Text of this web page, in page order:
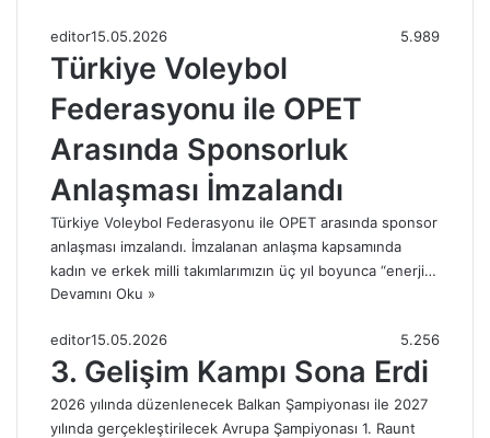
editor15.05.2026 5.989
Türkiye Voleybol
Federasyonu ile OPET
Arasında Sponsorluk
Anlaşması İmzalandı
Türkiye Voleybol Federasyonu ile OPET arasında sponsor
anlaşması imzalandı. İmzalanan anlaşma kapsamında
kadın ve erkek milli takımlarımızın üç yıl boyunca “enerji…
Devamını Oku »
editor15.05.2026 5.256
3. Gelişim Kampı Sona Erdi
2026 yılında düzenlenecek Balkan Şampiyonası ile 2027
yılında gerçekleştirilecek Avrupa Şampiyonası 1. Raunt